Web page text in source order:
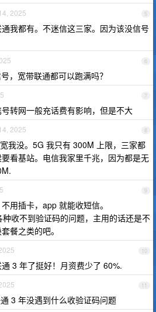
5
2025
我都有。不迷信这三家。因为该没信号
6
，宽带联通都可以跑满吗？
7
转网一般充话费有影响，但是不大
8
2025
我没。5G 我只有 300M 上限，三家都
看基站。电信我家里千兆，因为都是无
9
用插卡，app 就能收短信。
收不到验证码的问题，主用的话还是不
餐之类的吧。
10
3 年了挺好！月资费少了 60%.
11
3 年没遇到什么收验证码问题